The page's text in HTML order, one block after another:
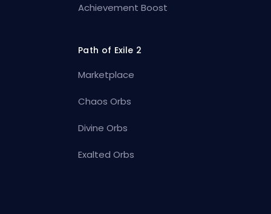
Achievement Boost
Path of Exile 2
Marketplace
Chaos Orbs
Divine Orbs
Exalted Orbs